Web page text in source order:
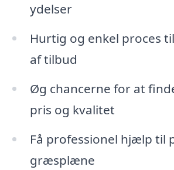
ydelser
Hurtig og enkel proces
af tilbud
Øg chancerne for at
pris og kvalitet
Få professionel hjælp til
græsplæne